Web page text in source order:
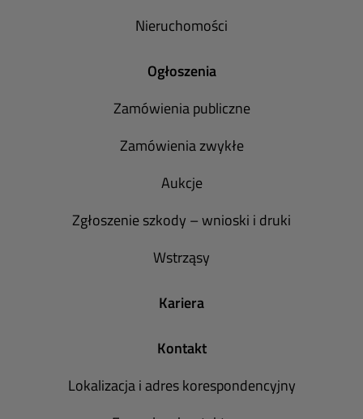
Nieruchomości
Ogłoszenia
Zamówienia publiczne
Zamówienia zwykłe
Aukcje
Zgłoszenie szkody – wnioski i druki
Wstrząsy
Kariera
Kontakt
Lokalizacja i adres korespondencyjny